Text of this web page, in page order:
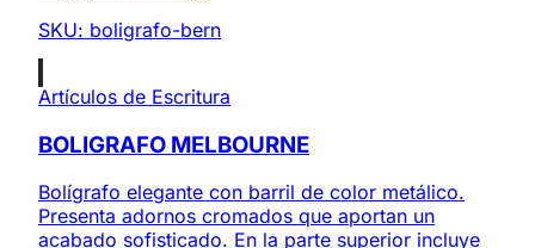
SKU: boligrafo-bern
Artículos de Escritura
BOLIGRAFO MELBOURNE
Bolígrafo elegante con barril de color metálico.
Presenta adornos cromados que aportan un
acabado sofisticado. En la parte superior incluye